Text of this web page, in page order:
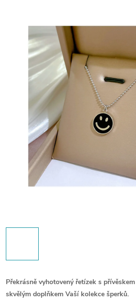
Překrásně vyhotovený řetízek s
skvělým doplňkem Vaší kolekce šperků.